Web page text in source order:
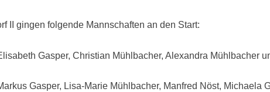
II gingen folgende Mannschaften an den Start:
Gasper, Christian Mühlbacher, Alexandra Mühlbacher
Gasper, Lisa-Marie Mühlbacher, Manfred Nöst, Michaela